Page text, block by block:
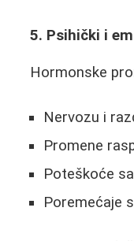
5. Psihički i
Hormonske
Nervozu i
Promene
Poteškoće
Poremećaje